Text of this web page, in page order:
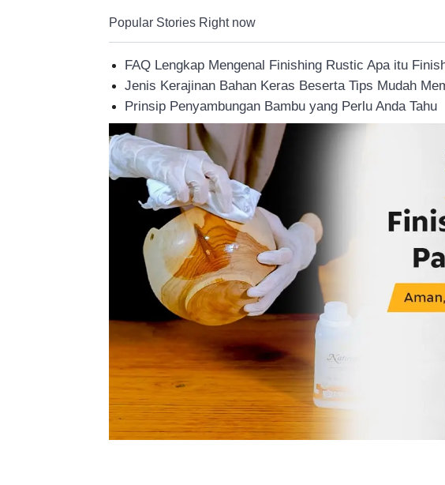
Popular Stories Right now
FAQ Lengkap Mengenal Finishing Rustic Apa itu
Jenis Kerajinan Bahan Keras Beserta Tips Mudah
Prinsip Penyambungan Bambu yang Perlu Anda Tahu